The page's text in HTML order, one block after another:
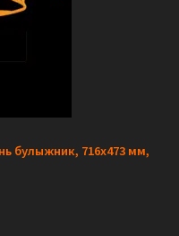
булыжник, 716х473 мм,